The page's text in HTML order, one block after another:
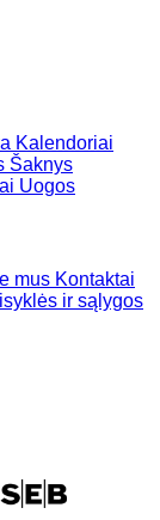
Kalendoriai
Šaknys
Uogos
mus Kontaktai
ir sąlygos